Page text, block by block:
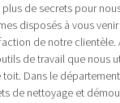
plus de secrets pour
disposés à vous
de notre clientèle.
de travail que nous
toit. Dans le
de nettoyage et